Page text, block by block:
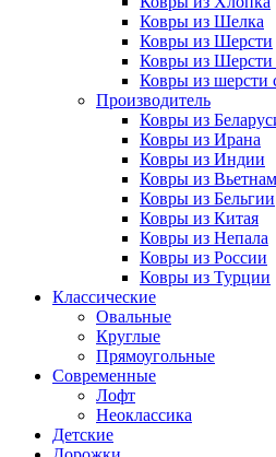
Ковры из Шелка
Ковры из Шерсти
Ковры из Шерсти
Ковры из шерсти
Производитель
Ковры из
Ковры из Ирана
Ковры из Индии
Ковры из
Ковры из Бельгии
Ковры из Китая
Ковры из Непала
Ковры из России
Ковры из Турции
Классические
Овальные
Круглые
Прямоугольные
Современные
Лофт
Неоклассика
Детские